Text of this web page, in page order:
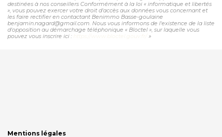
destinées à nos conseillers Conformément à la loi « informatique et libertés
», vous pouvez exercer votre droit d'accès aux données vous concernant et
les faire rectifier en contactant Benimmo Basse-goulaine
benjamin.nagard@gmail.com. Nous vous informons de l'existence de la liste
d'opposition au démarchage téléphonique « Bloctel », sur laquelle vous
pouvez vous inscrire ici :
»
Mentions légales